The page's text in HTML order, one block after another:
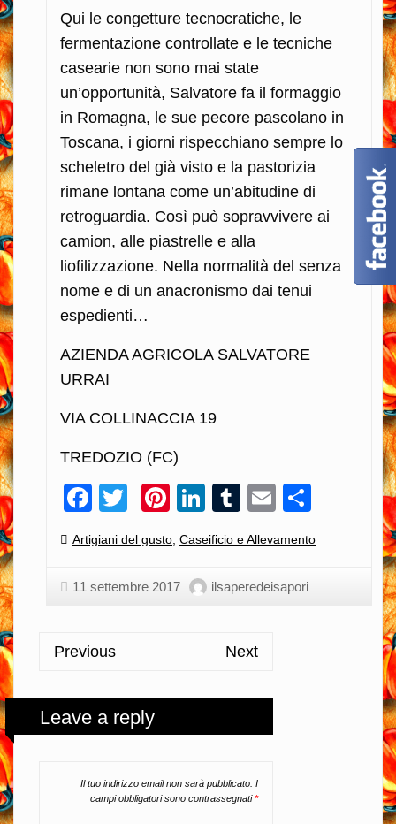
Qui le congetture tecnocratiche, le
fermentazione controllate e le tecniche
casearie non sono mai state
un’opportunità, Salvatore fa il formaggio
in Romagna, le sue pecore pascolano in
Toscana, i giorni rispecchiano sempre lo
scheletro del già visto e la pastorizia
rimane lontana come un’abitudine di
retroguardia. Così può sopravvivere ai
camion, alle piastrelle e alla
liofilizzazione. Nella normalità del senza
nome e di un anacronismo dai tenui
espedienti…
AZIENDA AGRICOLA SALVATORE
URRAI
VIA COLLINACCIA 19
TREDOZIO (FC)
Facebook
TwitterPinterest
LinkedIn
Tumblr
Email
Categories:
Artigiani del gusto Caseificio e Allevamento
11 settembre 2017 ilsaperedeisapori
Previous Next
Leave a reply
Il tuo indirizzo email non sarà pubblicato. I
campi obbligatori sono contrassegnati*